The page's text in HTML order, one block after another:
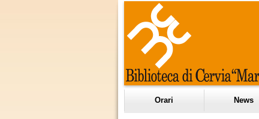
Orari News